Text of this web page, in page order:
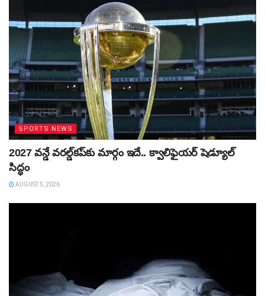
SPORTS NEWS
2027 వన్డే వరల్డ్‌కప్‌కు మార్గం ఇదే.. క్వాలిఫైయర్ షెడ్యూల్
సిద్ధం
AUGUST 5, 2026